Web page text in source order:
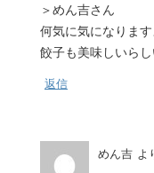
＞めん吉さん
何気に気になります
餃子も美味しいらし
返信
めん吉 よ